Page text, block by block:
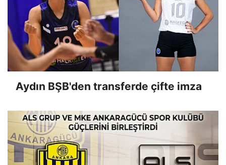
Aydın BŞB'den transferde çifte imza